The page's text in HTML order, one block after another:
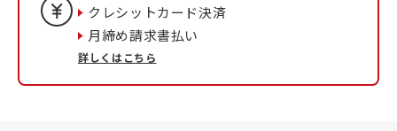
クレシットカード決済
月締め請求書払い
詳しくはこちら